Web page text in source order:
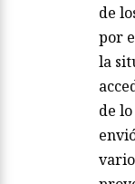
de
por
la
de